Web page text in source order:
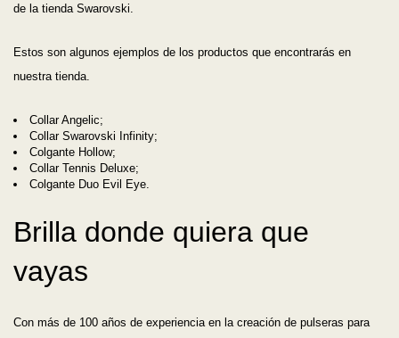
de la tienda Swarovski.
Estos son algunos ejemplos de los productos que encontrarás en
nuestra tienda.
Collar Angelic;
Collar Swarovski Infinity;
Colgante Hollow;
Collar Tennis Deluxe;
Colgante Duo Evil Eye.
Brilla donde quiera que
vayas
Con más de 100 años de experiencia en la creación de pulseras para